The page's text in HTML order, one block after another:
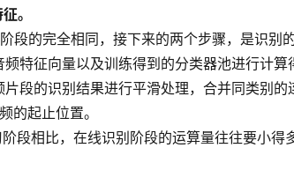
。
段的完全相同，接下来的两个步骤，是识别的
特征向量以及训练得到的分类器池进行计算
片段的识别结果进行平滑处理，合并同类别
的起止位置。
段相比，在线识别阶段的运算量往往要小得